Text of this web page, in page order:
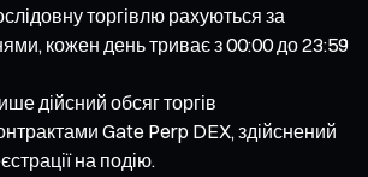
торгівлю рахуються за
кожен день триває з 00:00 до 23:59
дійсний обсяг торгів
Gate Perp DEX, здійснений
на подію.